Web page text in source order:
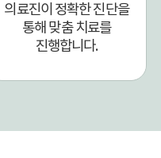
의료진이 정확한 진단을
통해 맞춤 치료를
진행합니다.